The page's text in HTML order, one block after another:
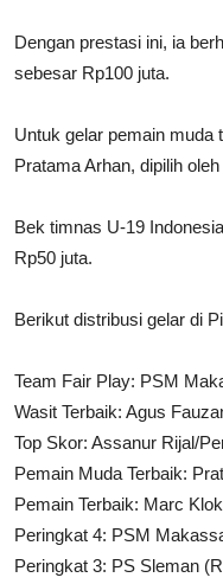
Dengan prestasi ini, ia
sebesar Rp100 juta.
Untuk gelar pemain muda
Pratama Arhan, dipilih
Bek timnas U-19
Rp50 juta.
Berikut distribusi gelar di
Team Fair Play: PSM
Wasit Terbaik: Agus
Top Skor: Assanur Rijal/
Pemain Muda Terbaik:
Pemain Terbaik: Marc
Peringkat 4: PSM
Peringkat 3: PS Sleman